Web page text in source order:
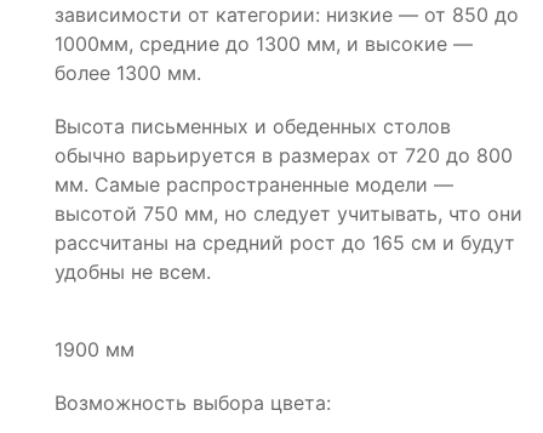
зависимости от категории: низкие — от 850 до
1000мм, средние до 1300 мм, и высокие —
более 1300 мм.
Высота письменных и обеденных столов
обычно варьируется в размерах от 720 до 800
мм. Самые распространенные модели —
высотой 750 мм, но следует учитывать, что они
рассчитаны на средний рост до 165 см и будут
удобны не всем.
1900 мм
Возможность выбора цвета: